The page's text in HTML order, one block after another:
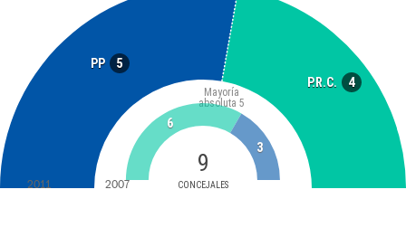
PP 5
P.R.C. 4
9
CONCEJALES
Mayoría
absoluta 5
6
3
2011 2007